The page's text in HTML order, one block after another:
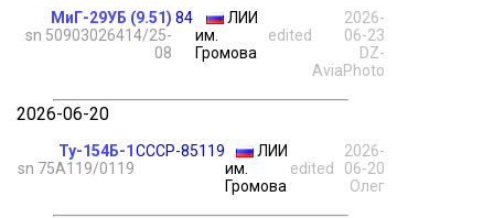
ЗАРЕГИСТРИРОВАТЬСЯ
МиГ-29УБ (9.51)
sn 50903026414/25-
08
84
ЛИИ
им.
Громова
edited
2026-
06-23
DZ-
AviaPhoto
2026-06-20
Ту-154Б-1
sn 75A119/0119
СССР-85119
ЛИИ
им.
Громова
edited
2026-
06-20
Олег